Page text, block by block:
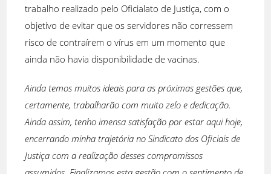
trabalho realizado pelo Oficialato de Justiça, com o
objetivo de evitar que os servidores não corressem
risco de contraírem o vírus em um momento que
ainda não havia disponibilidade de vacinas.
Ainda temos muitos ideais para as próximas gestões que,
certamente, trabalharão com muito zelo e dedicação.
Ainda assim, tenho imensa satisfação por estar aqui hoje,
encerrando minha trajetória no Sindicato dos Oficiais de
Justiça com a realização desses compromissos